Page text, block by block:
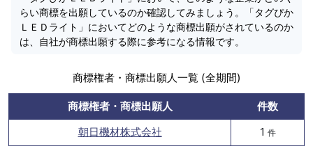
らい商標を出願しているのか確認してみましょう。「タグぴか
ＬＥＤライト」においてどのような商標出願がされているのか
は、自社が商標出願する際に参考になる情報です。
商標権者・商標出願人一覧 (全期間)
商標権者・商標出願人
件数
朝日機材株式会社
1 件